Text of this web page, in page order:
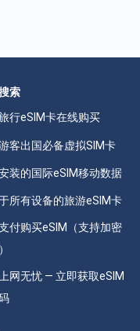
索
行eSIM卡在线购买
客出国必备虚拟SIM卡
装的国际eSIM移动数据
所有设备的旅游eSIM卡
付购买eSIM（支持加密
网无忧 — 立即获取eSIM